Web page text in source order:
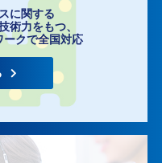
に関する
術力をもつ、
ークで全国対応